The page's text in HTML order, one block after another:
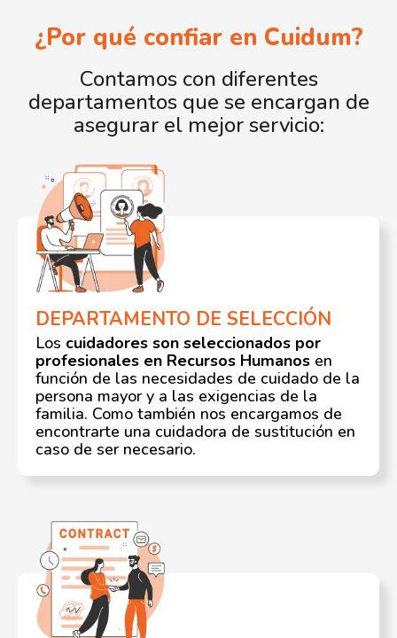
¿Por qué confiar en Cuidum?
Contamos con diferentes
departamentos que se encargan de
asegurar el mejor servicio:
DEPARTAMENTO DE SELECCIÓN
Los cuidadores son seleccionados por
profesionales en Recursos Humanos en
función de las necesidades de cuidado de la
persona mayor y a las exigencias de la
familia. Como también nos encargamos de
encontrarte una cuidadora de sustitución en
caso de ser necesario.